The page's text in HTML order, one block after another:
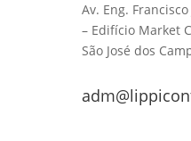
Av. Eng. Francisco
– Edifício Market
São José dos